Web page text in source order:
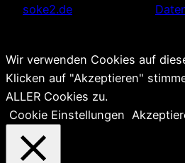
soke2.de
Wir verwenden Cookies auf
Klicken auf "Akzeptieren"
ALLER Cookies zu.
Cookie Einstellungen